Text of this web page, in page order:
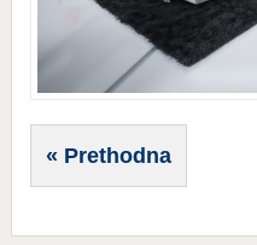
« Prethodna